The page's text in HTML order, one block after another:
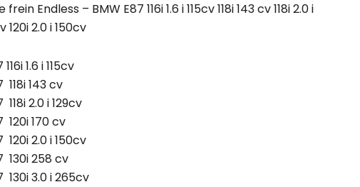
Endless – BMW E87 116i 1.6 i 115cv 118i 143 cv 118i 2.0 i
120i 2.0 i 150cv
1.6 i 115cv
118i 143 cv
118i 2.0 i 129cv
120i 170 cv
120i 2.0 i 150cv
130i 258 cv
130i 3.0 i 265cv